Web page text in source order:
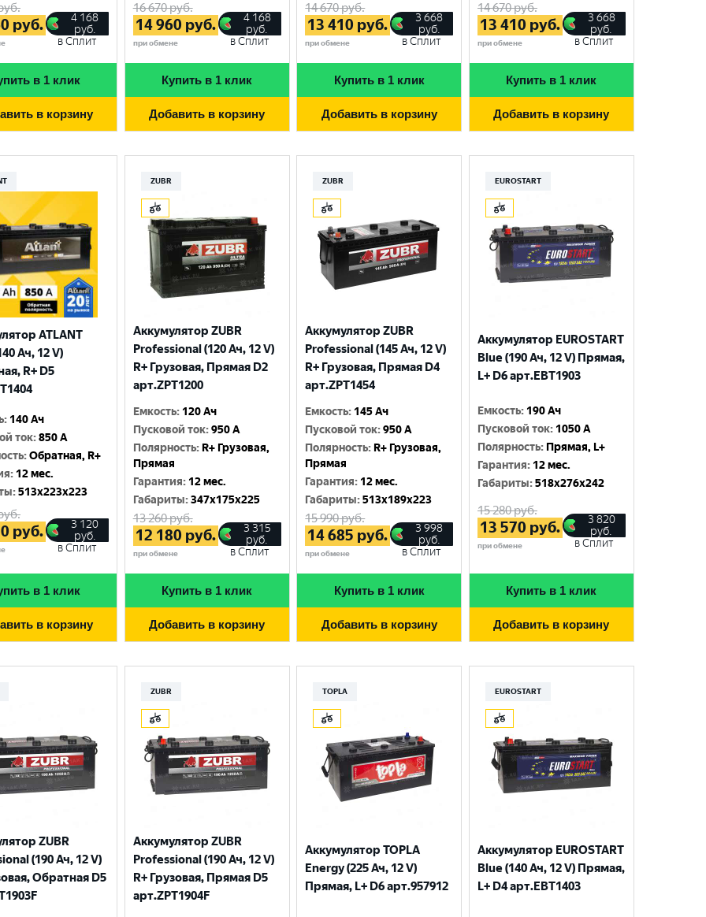
руб.
4 168
руб.
в Сплит
в 1 клик
в корзину
16 670руб.
14 960 руб.
при обмене
4 168
руб.
в Сплит
Купить в 1 клик
Добавить в корзину
14 670руб.
13 410 руб.
при обмене
3 668
руб.
в Сплит
Купить в 1 клик
Добавить в корзину
14 670руб.
13 410 руб.
при обмене
3 668
руб.
в Сплит
Купить в 1 клик
Добавить в корзину
ATLANT
Ач, 12 V)
R+ D5
: 140 Ач
ток:850 A
:Обратная, R+
: 12 мес.
:513x223x223
руб.
3 120
руб.
в Сплит
в 1 клик
в корзину
ZUBR
Аккумулятор ZUBR
Professional (120 Ач, 12 V)
R+ Грузовая, Прямая D2
арт.ZPT1200
Емкость: 120 Ач
Пусковой ток:950 A
Полярность: R+ Грузовая,
Прямая
Гарантия: 12 мес.
Габариты:347x175x225
13 260руб.
12 180 руб.
при обмене
3 315
руб.
в Сплит
Купить в 1 клик
Добавить в корзину
ZUBR
Аккумулятор ZUBR
Professional (145 Ач, 12 V)
R+ Грузовая, Прямая D4
арт.ZPT1454
Емкость: 145 Ач
Пусковой ток:950 A
Полярность: R+ Грузовая,
Прямая
Гарантия: 12 мес.
Габариты:513x189x223
15 990руб.
14 685 руб.
при обмене
3 998
руб.
в Сплит
Купить в 1 клик
Добавить в корзину
EUROSTART
Аккумулятор EUROSTART
Blue (190 Ач, 12 V) Прямая,
L+ D6 арт.EBT1903
Емкость: 190 Ач
Пусковой ток: 1050 A
Полярность: Прямая, L+
Гарантия: 12 мес.
Габариты:518x276x242
15 280руб.
13 570 руб.
при обмене
3 820
руб.
в Сплит
Купить в 1 клик
Добавить в корзину
ZUBR
(190 Ач, 12 V)
Обратная D5
ZUBR
Аккумулятор ZUBR
Professional (190 Ач, 12 V)
R+ Грузовая, Прямая D5
арт.ZPT1904F
TOPLA
Аккумулятор TOPLA
Energy (225 Ач, 12 V)
Прямая, L+ D6 арт.957912
EUROSTART
Аккумулятор EUROSTART
Blue (140 Ач, 12 V) Прямая,
L+ D4 арт.EBT1403